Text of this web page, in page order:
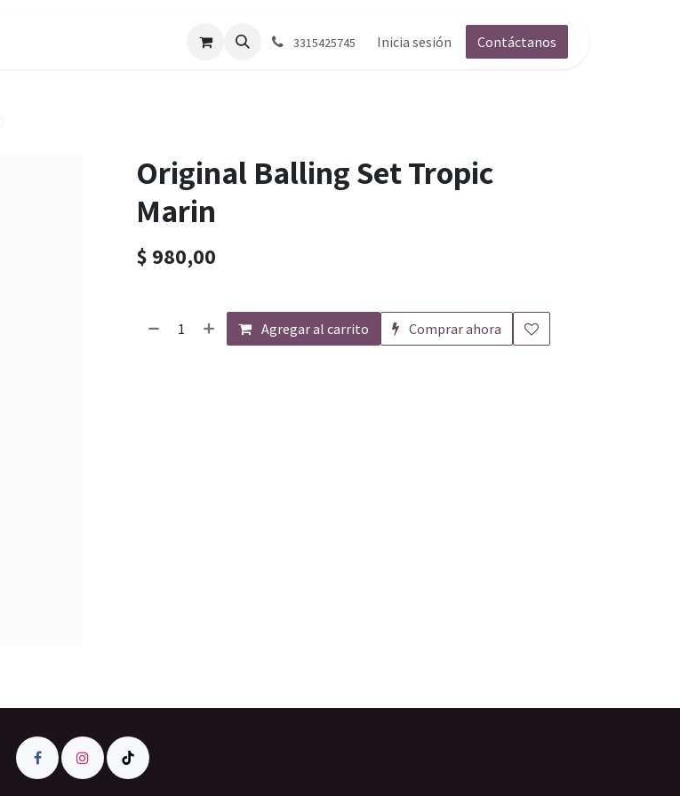
Solicitar cotizacion Blog Contáctenos
3315425745 Inicia sesión Contáctanos
Original Balling Set Tropic
Marin
$ 980,00
Agregar al carrito Comprar ahora